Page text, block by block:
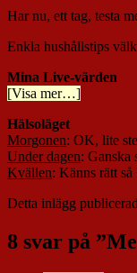
Har nu, ett tag, testa
Enkla hushållstips
Mina Live-värden
[Visa mer…]
Hälsoläget
Morgonen: OK, lite
Under dagen: Ganska
Kvällen: Känns rätt så
Detta inlägg
8 svar på ”